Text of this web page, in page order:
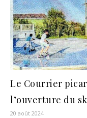
Le Courrier
l’ouverture du
20 août 2024